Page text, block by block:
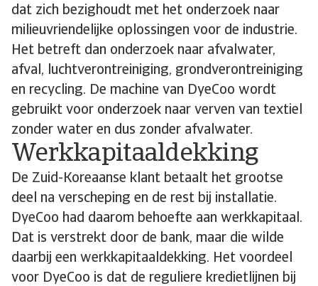
dat zich bezighoudt met het onderzoek naar
milieuvriendelijke oplossingen voor de industrie.
Het betreft dan onderzoek naar afvalwater,
afval, luchtverontreiniging, grondverontreiniging
en recycling. De machine van DyeCoo wordt
gebruikt voor onderzoek naar verven van textiel
zonder water en dus zonder afvalwater.
Werkkapitaaldekking
De Zuid-Koreaanse klant betaalt het grootse
deel na verscheping en de rest bij installatie.
DyeCoo had daarom behoefte aan werkkapitaal.
Dat is verstrekt door de bank, maar die wilde
daarbij een werkkapitaaldekking. Het voordeel
voor DyeCoo is dat de reguliere kredietlijnen bij